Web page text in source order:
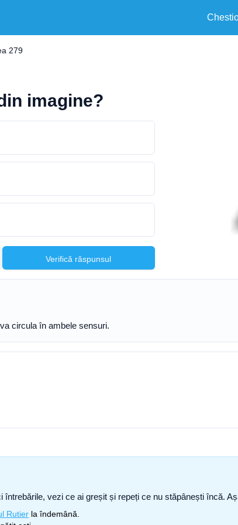
279
imagine?
Verifică răspunsul
circula în ambele sensuri.
vezi ce ai greșit și repeți ce nu stăpânești încă.
Rutier la îndemână.